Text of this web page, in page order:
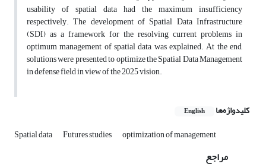
usability of spatial data had the maximum insufficiency
respectively. The development of Spatial Data Infrastructure
(SDI) as a framework for the resolving current problems in
optimum management of spatial data was explained. At the end,
solutions were presented to optimize the Spatial Data Management
in defense field in view of the 2025 vision.
کلیدواژه‌ها English
Spatial data Futures studies optimization of management
مراجع